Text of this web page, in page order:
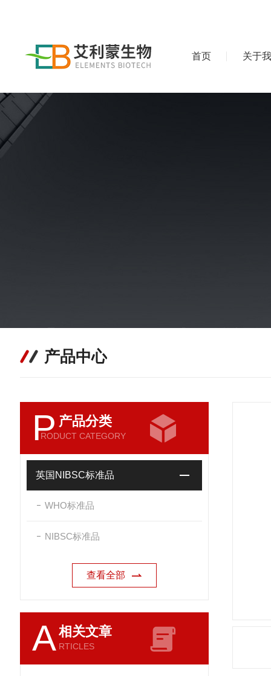
首页 关于
产品中心
P 产品分类
RODUCT CATEGORY
英国NIBSC标准品
WHO标准品
NIBSC标准品
查看全部
A相关文章
RTICLES